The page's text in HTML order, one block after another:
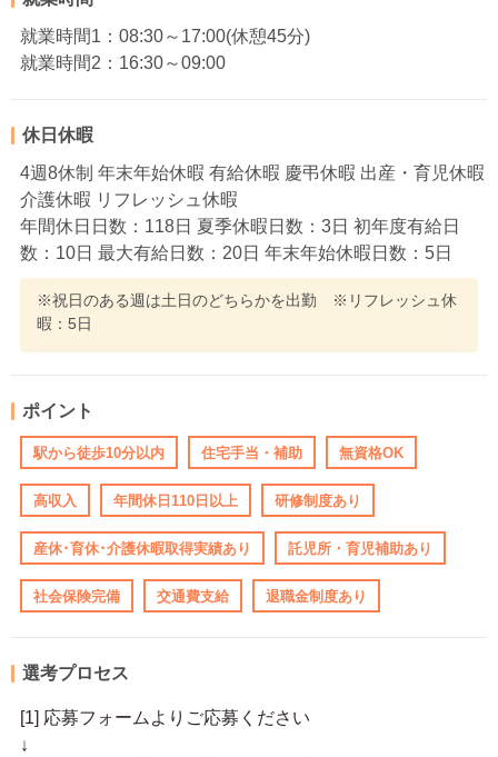
就業時間1：08:30～17:00(休憩45分)
就業時間2：16:30～09:00
休日休暇
4週8休制 年末年始休暇 有給休暇 慶弔休暇 出産・育児休暇
介護休暇 リフレッシュ休暇
年間休日日数：118日 夏季休暇日数：3日 初年度有給日
数：10日 最大有給日数：20日 年末年始休暇日数：5日
※祝日のある週は土日のどちらかを出勤 ※リフレッシュ休
暇：5日
ポイント
駅から徒歩10分以内 住宅手当・補助 無資格OK
高収入 年間休日110日以上 研修制度あり
産休･育休･介護休暇取得実績あり 託児所・育児補助あり
社会保険完備 交通費支給 退職金制度あり
選考プロセス
[1] 応募フォームよりご応募ください
↓